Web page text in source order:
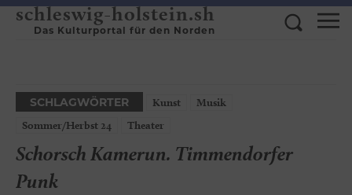
schleswig-holstein.sh
Das Kulturportal für den Norden
SCHLAGWÖRTER Kunst
Musik
Sommer/Herbst 24
Theater
Schorsch Kamerun. Timmendorfer
Punk